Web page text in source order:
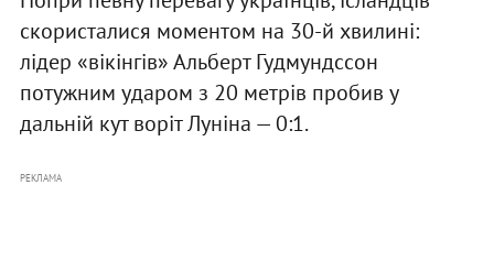
скористалися моментом на 30-й хвилині:
лідер «вікінгів» Альберт Гудмундссон
потужним ударом з 20 метрів пробив у
дальній кут воріт Луніна — 0:1.
РЕКЛАМА